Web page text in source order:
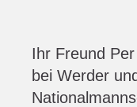
Ihr Freund
bei Werder